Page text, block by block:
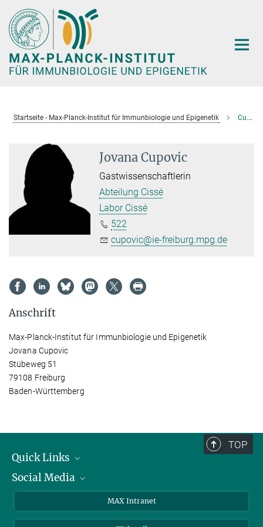
Hauptinhalt
Startseite - Max-Planck-Institut für Immunbiologie und Epigenetik Cupovic, Jovana
Jovana Cupovic
Gastwissenschaftlerin
Abteilung Cissé
Labor Cissé
522
cupovic@ie-freiburg.mpg.de
Anschrift
Max-Planck-Institut für Immunbiologie und Epigenetik
Jovana Cupovic
Stübeweg 51
79108 Freiburg
Baden-Württemberg
TOP
Quick Links
Forschungsgruppen
Social Media
MAX Intranet